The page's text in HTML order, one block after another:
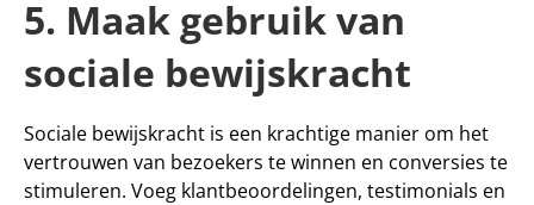
5. Maak gebruik van
sociale bewijskracht
Sociale bewijskracht is een krachtige manier om het
vertrouwen van bezoekers te winnen en conversies te
stimuleren. Voeg klantbeoordelingen, testimonials en